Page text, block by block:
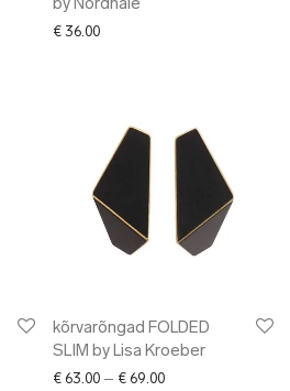
by Nordhale
€ 36.00
kõrvarõngad FOLDED
SLIM by Lisa Kroeber
€ 63.00 – € 69.00Price range: €